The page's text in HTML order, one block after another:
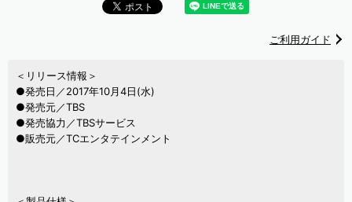
ご利用ガイド
＜リリース情報＞
●発売日／2017年10月4日(水)
●発売元／TBS
●発売協力／TBSサービス
●販売元／TCエンタテインメント